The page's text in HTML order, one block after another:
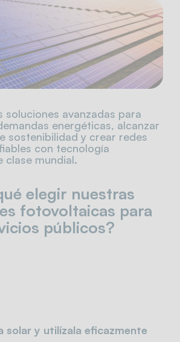
soluciones avanzadas para
energéticas, alcanzar
sostenibilidad y crear redes
con tecnología
mundial.
elegir nuestras
fotovoltaicas para
públicos?
solar y utilízala eficazmente